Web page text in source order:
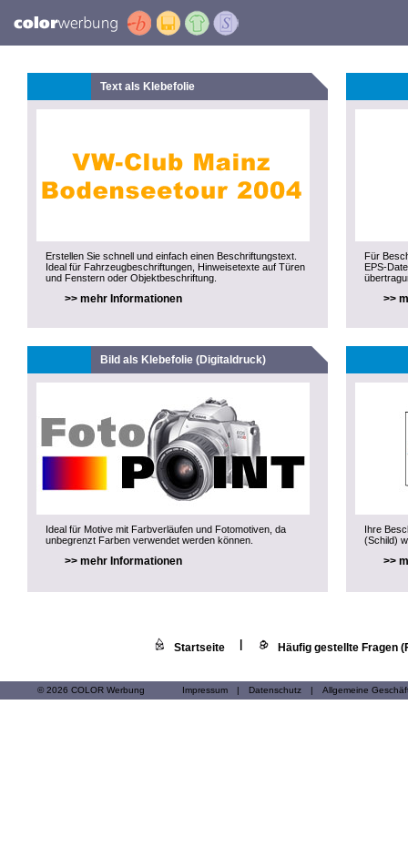
Text als Klebefolie
Erstellen Sie schnell und einfach einen Beschriftungstext.
Ideal für Fahrzeugbeschriftungen, Hinweisetexte auf Türen
und Fenstern oder Objektbeschriftung.
>> mehr Informationen
Für
EPS-
>>
Bild als Klebefolie (Digitaldruck)
Ideal für Motive mit Farbverläufen und Fotomotiven, da
unbegrenzt Farben verwendet werden können.
>> mehr Informationen
Ihre
(Schild)
>>
Startseite Häufig gestellte Fragen
© 2026 COLOR Werbung Impressum | Datenschutz | Allgemeine